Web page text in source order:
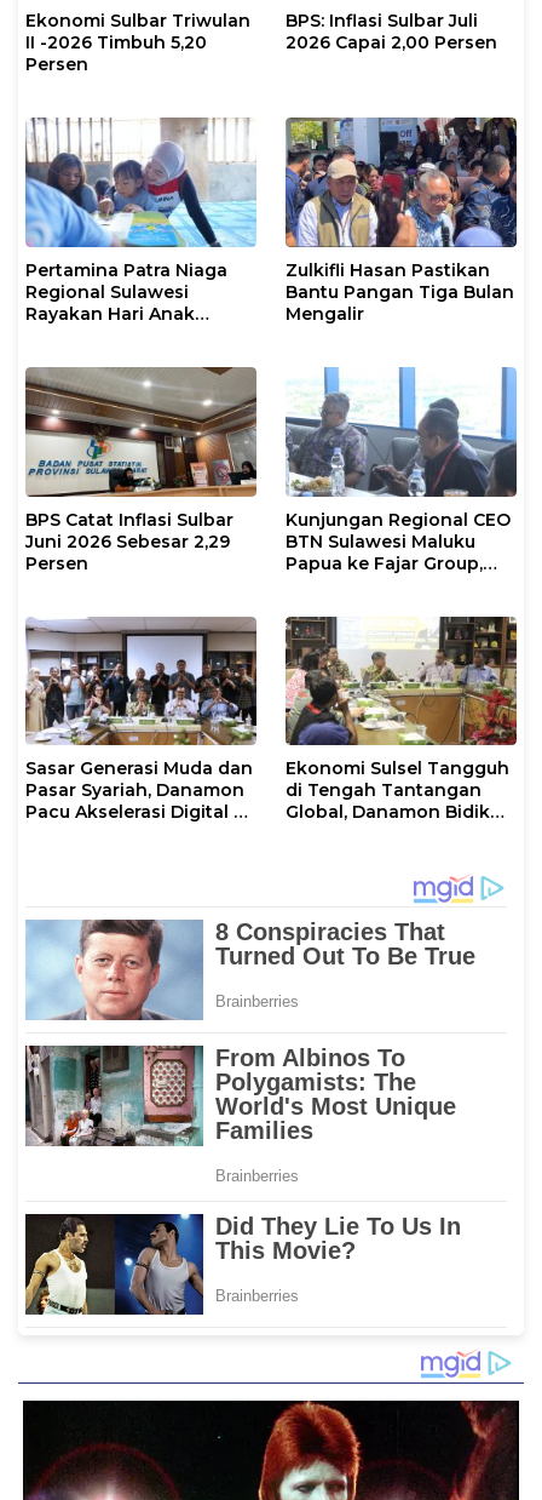
Ekonomi Sulbar Triwulan
II -2026 Timbuh 5,20
Persen
BPS: Inflasi Sulbar Juli
2026 Capai 2,00 Persen
Pertamina Patra Niaga
Regional Sulawesi
Rayakan Hari Anak
Tumbuh Generasi
Penjaga Pesisir
Zulkifli Hasan Pastikan
Bantu Pangan Tiga Bulan
Mengalir
BPS Catat Inflasi Sulbar
Juni 2026 Sebesar 2,29
Persen
Kunjungan Regional CEO
BTN Sulawesi Maluku
Papua ke Fajar Group,
Dunia
Sasar Generasi Muda dan
Pasar Syariah, Danamon
Pacu Akselerasi Digital di
Ekonomi Sulsel Tangguh
di Tengah Tantangan
Global, Danamon Bidik